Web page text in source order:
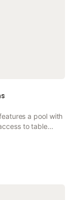
a pool with
to table
house has